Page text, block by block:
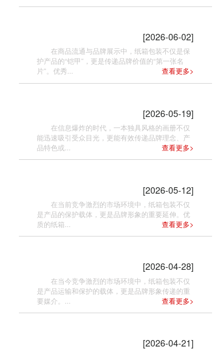
[2026-06-02]
在商品流通与品牌展示中，纸箱包装不仅是保
护产品的“铠甲”，更是传递品牌价值的“第一张名
片”。优秀...
查看更多>
[2026-05-19]
在信息爆炸的时代，一本独具风格的画册不仅
能迅速吸引受众目光，更能有效传递品牌理念、产
品特色或...
查看更多>
[2026-05-12]
在当前竞争激烈的市场环境中，纸箱包装不仅
是产品的保护载体，更是品牌形象的重要延伸。优
质的纸箱...
查看更多>
[2026-04-28]
在当今竞争激烈的市场环境中，纸箱包装不仅
是产品运输和保护的载体，更是品牌形象传递的重
要媒介。...
查看更多>
[2026-04-21]